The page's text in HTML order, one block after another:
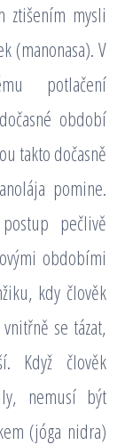
ztišením mysli
(manonasa). V
potlačení
období
takto dočasně
pomine.
pečlivě
obdobími
kdy člověk
se tázat,
Když člověk
nemusí být
(jóga nidra)